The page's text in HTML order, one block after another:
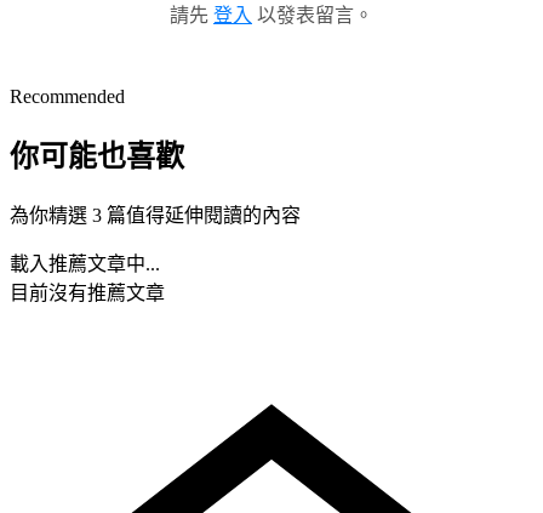
請先 登入 以發表留言。
Recommended
你可能也喜歡
為你精選 3 篇值得延伸閱讀的內容
載入推薦文章中...
目前沒有推薦文章